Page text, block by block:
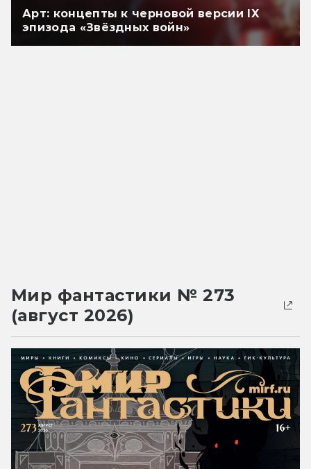
Арт: концепты к черновой версии IX
эпизода «Звёздных войн»
Мир фантастики № 273
(август 2026)